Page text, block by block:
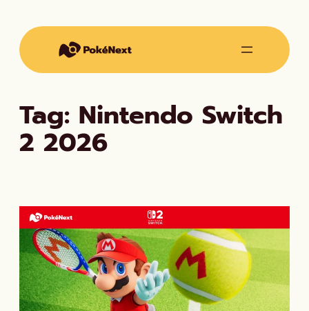
contenuto
Tag: Nintendo Switch
2 2026